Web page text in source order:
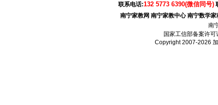
联系电话:132 5773 6390(微信同号)
南宁家教网 南宁家教中心 南宁数学家
南
国家工信部备案许可
Copyright 2007-2026